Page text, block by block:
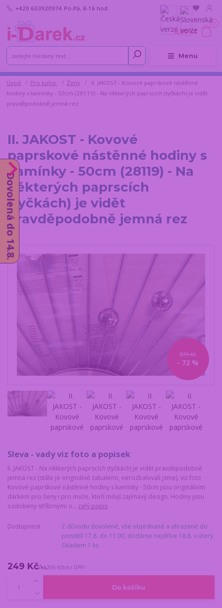
Menu
+420 603920974 Po-Pá, 8-16 hod.
0
0,00 Kč
Úvod Pro koho Ženy
II. JAKOST - Kovové paprskové nástěnné
hodiny s kamínky - 50cm (28119) - Na některých paprscích (tyčkách) je vidět
pravděpodobně jemná rez
II. JAKOST - Kovové
paprskové nástěnné hodiny s
kamínky - 50cm (28119) - Na
některých paprscích
(tyčkách) je vidět
pravděpodobně jemná rez
879 Kč
- 72 %
Sleva - vady viz foto a popisek
II. JAKOST - Na některých paprscích (tyčkách) je vidět pravděpodobně
jemná rez (stále je originálně zabaleno, nerozbalovali jsme), viz foto
Kovové paprskové nástěnné hodiny s kamínky - 50cm jsou originálním
dárkem pro ženy i pro muže, kteří milují zajímavý design. Hodiny jsou
ozdobeny stříbrnými o... celý popis
Dostupnost
Z důvodu dovolené, vše objednané a uhrazené do
pondělí 17.8. do 11:00, dodáme nejdříve 18.8. v úterý.
Skladem 1 ks
249 Kč/ks206 Kčbez DPH
Do košíku
Dovolená do 14.8.